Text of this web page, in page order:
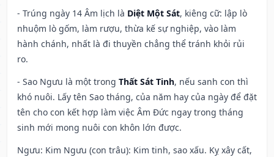
- Trúng ngày 14 Âm lịch là Diệt Một Sát, kiêng cữ: lập lò
nhuộm lò gốm, làm rượu, thừa kế sự nghiệp, vào làm
hành chánh, nhất là đi thuyền chẳng thể tránh khỏi rủi
ro.
- Sao Ngưu là một trong Thất Sát Tinh, nếu sanh con thì
khó nuôi. Lấy tên Sao tháng, của năm hay của ngày để đặt
tên cho con kết hợp làm việc Âm Đức ngay trong tháng
sinh mới mong nuôi con khôn lớn được.
Ngưu: Kim Ngưu (con trâu): Kim tinh, sao xấu. Kỵ xây cất,